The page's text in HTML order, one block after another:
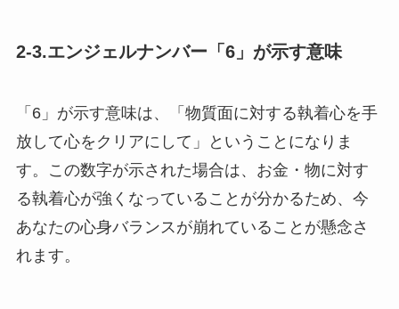
2-3.エンジェルナンバー「6」が示す意味
「6」が示す意味は、「物質面に対する執着心を手
放して心をクリアにして」ということになりま
す。この数字が示された場合は、お金・物に対す
る執着心が強くなっていることが分かるため、今
あなたの心身バランスが崩れていることが懸念さ
れます。